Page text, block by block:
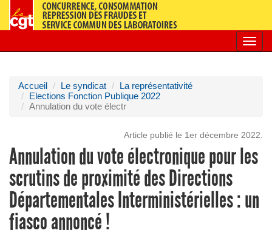
Accueil Le syndicat
La représentativité
Elections Fonction Publique 2022
Annulation du vote électr
Article publié le 1er décembre 2022.
Annulation du vote électronique pour les
scrutins de proximité des Directions
Départementales Interministérielles : un
fiasco annoncé !